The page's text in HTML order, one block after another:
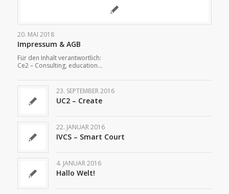
20. MAI 2018
Impressum & AGB
Für den Inhalt verantwortlich:
Ce2 – Consulting, education…
23. SEPTEMBER 2016
UC2 – Create
22. JANUAR 2016
IVCS – Smart Court
4. JANUAR 2016
Hallo Welt!